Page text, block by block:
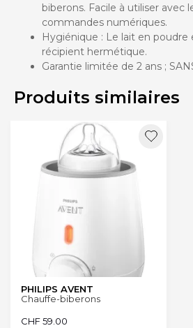
biberons. Facile à utiliser avec
commandes numériques.
Hygiénique : Le lait en poudre
récipient hermétique.
Garantie limitée de 2 ans ;
Produits similaires
PHILIPS AVENT
Chauffe-biberons
CHF59.00